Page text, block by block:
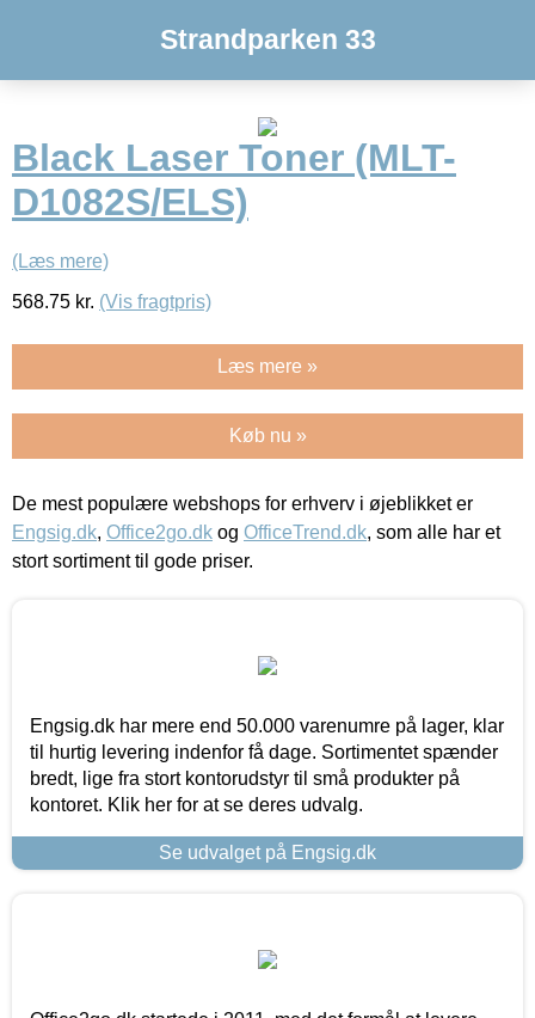
Strandparken 33
Black Laser Toner (MLT-
D1082S/ELS)
(Læs mere)
568.75 kr. (Vis fragtpris)
Læs mere »
Køb nu »
De mest populære webshops for erhverv i øjeblikket er
Engsig.dk, Office2go.dk og OfficeTrend.dk, som alle har et
stort sortiment til gode priser.
Engsig.dk har mere end 50.000 varenumre på lager, klar
til hurtig levering indenfor få dage. Sortimentet spænder
bredt, lige fra stort kontorudstyr til små produkter på
kontoret. Klik her for at se deres udvalg.
Se udvalget på Engsig.dk